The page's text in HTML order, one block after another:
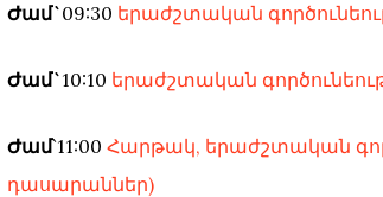
Ժամ`09:30 երաժշտական
Ժամ`10:10 երաժշտական
Ժամ`11:00Հարթակ, երաժշտական
դասարաններ)